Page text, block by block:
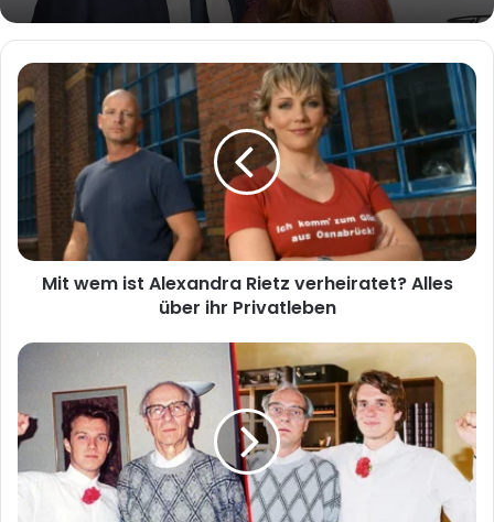
Mit
wem
ist
Alexandra
verheiratet?
über
ihr
Privatleben
Mit wem ist Alexandra Rietz verheiratet? Alles
über ihr Privatleben
Erika
Honecker:
Ein
bewegtes
Leben